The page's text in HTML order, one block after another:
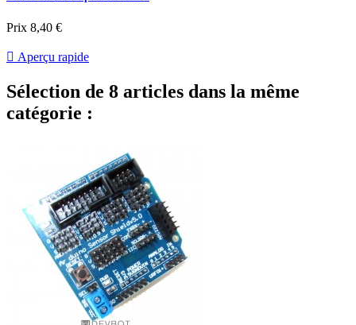
Prix 8,40 €
 Aperçu rapide
Sélection de 8 articles dans la même
catégorie :